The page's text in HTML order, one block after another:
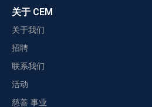
关于 CEM
关于我们
招聘
联系我们
活动
慈善 事业